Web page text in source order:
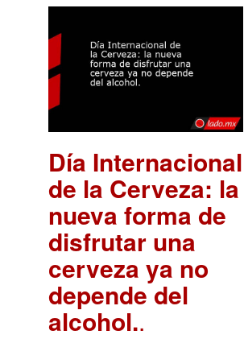
Día Internacional
de la Cerveza: la
nueva forma de
disfrutar una
cerveza ya no
depende del
alcohol..